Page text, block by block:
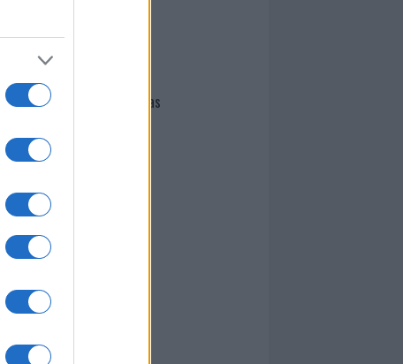
Giovannimaria Cabras